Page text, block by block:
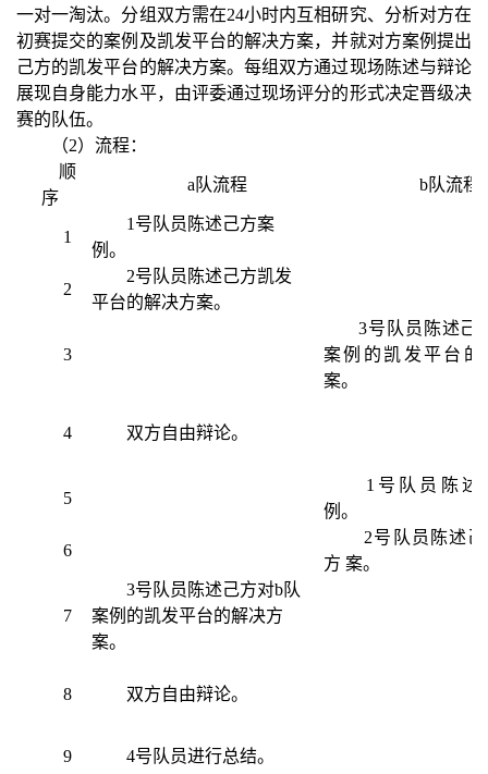
一对一淘汰。分组双方需在24小时内互相研究、分析对方在
初赛提交的案例及凯发平台的解决方案，并就对方案例提出
己方的凯发平台的解决方案。每组双方通过现场陈述与辩论
展现自身能力水平，由评委通过现场评分的形式决定晋级决
赛的队伍。
（2）流程：
顺
序
a队流程 b队流程
1
1号队员陈述己方案
例。
2
2号队员陈述己方凯发
平台的解决方案。
3
3号队员陈述己
案例的凯发平台的
案。
4 双方自由辩论。
5
1号队员陈述
例。
6
2号队员陈述
方 案。
7
3号队员陈述己方对b队
案例的凯发平台的解决方
案。
8 双方自由辩论。
9 4号队员进行总结。